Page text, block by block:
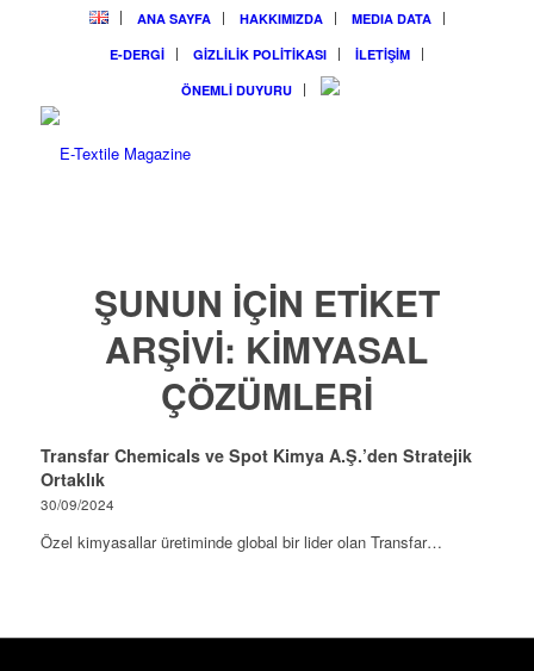
ANA SAYFA HAKKIMIZDA
MEDIA DATA
E-DERGİ
GİZLİLİK POLİTİKASI
İLETİŞİM
ÖNEMLİ DUYURU
ŞUNUN IÇIN ETIKET
ARŞIVI: KIMYASAL
ÇÖZÜMLERI
Transfar Chemicals ve Spot Kimya A.Ş.’den Stratejik
Ortaklık
30/09/2024
Özel kimyasallar üretiminde global bir lider olan Transfar…